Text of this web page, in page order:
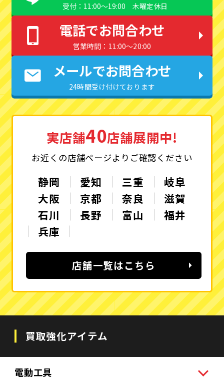
受付：11:00〜19:00 木曜定休日
電話でお問合わせ
営業時間：11:00〜20:00
メールでお問合わせ
24時間受け付けております
実店舗40店舗展開中!
お近くの店舗ページよりご確認ください
静岡 愛知 三重
岐阜
大阪
京都 奈良
滋賀
石川
長野 富山
福井
兵庫
店舗一覧はこちら
買取強化アイテム
電動工具